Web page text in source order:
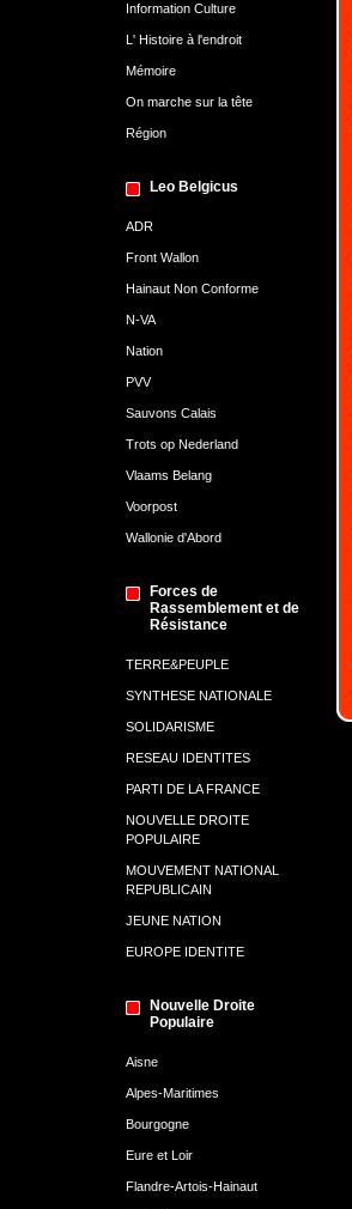
Information Culture
L' Histoire à l'endroit
Mémoire
On marche sur la tête
Région
Leo Belgicus
ADR
Front Wallon
Hainaut Non Conforme
N-VA
Nation
PVV
Sauvons Calais
Trots op Nederland
Vlaams Belang
Voorpost
Wallonie d'Abord
Forces de
Rassemblement et de
Résistance
TERRE&PEUPLE
SYNTHESE NATIONALE
SOLIDARISME
RESEAU IDENTITES
PARTI DE LA FRANCE
NOUVELLE DROITE
POPULAIRE
MOUVEMENT NATIONAL
REPUBLICAIN
JEUNE NATION
EUROPE IDENTITE
Nouvelle Droite
Populaire
Aisne
Alpes-Maritimes
Bourgogne
Eure et Loir
Flandre-Artois-Hainaut